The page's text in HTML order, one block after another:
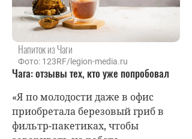
Напиток из Чаги
Фото: 123RF/legion-media.ru
Чага: отзывы тех, кто уже попробовал
«Я по молодости даже в офис
приобретала березовый гриб в
фильтр-пакетиках, чтобы